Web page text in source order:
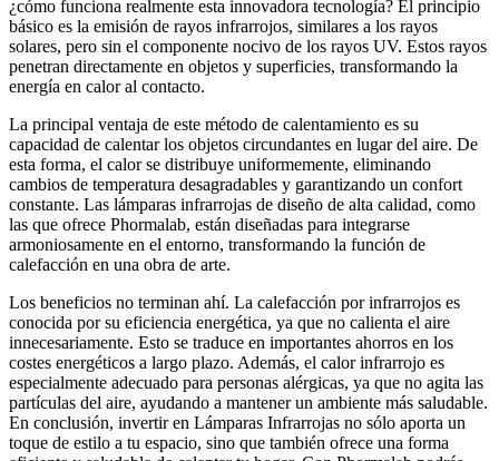
¿cómo funciona realmente esta innovadora tecnología? El principio
básico es la emisión de rayos infrarrojos, similares a los rayos
solares, pero sin el componente nocivo de los rayos UV. Estos rayos
penetran directamente en objetos y superficies, transformando la
energía en calor al contacto.
La principal ventaja de este método de calentamiento es su
capacidad de calentar los objetos circundantes en lugar del aire. De
esta forma, el calor se distribuye uniformemente, eliminando
cambios de temperatura desagradables y garantizando un confort
constante. Las lámparas infrarrojas de diseño de alta calidad, como
las que ofrece Phormalab, están diseñadas para integrarse
armoniosamente en el entorno, transformando la función de
calefacción en una obra de arte.
Los beneficios no terminan ahí. La calefacción por infrarrojos es
conocida por su eficiencia energética, ya que no calienta el aire
innecesariamente. Esto se traduce en importantes ahorros en los
costes energéticos a largo plazo. Además, el calor infrarrojo es
especialmente adecuado para personas alérgicas, ya que no agita las
partículas del aire, ayudando a mantener un ambiente más saludable.
En conclusión, invertir en Lámparas Infrarrojas no sólo aporta un
toque de estilo a tu espacio, sino que también ofrece una forma